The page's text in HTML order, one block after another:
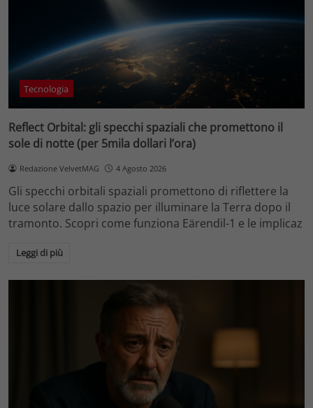
Tecnologia
Reflect Orbital: gli specchi spaziali che promettono il
sole di notte (per 5mila dollari l’ora)
Redazione VelvetMAG 4 Agosto 2026
Gli specchi orbitali spaziali promettono di riflettere la
luce solare dallo spazio per illuminare la Terra dopo il
tramonto. Scopri come funziona Eärendil-1 e le implicaz
Leggi di più